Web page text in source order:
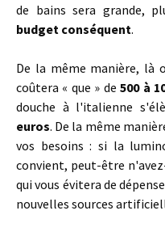
de bains sera grande,
budget conséquent.
De la même manière, là
coûtera « que » de500 à
douche à l'italienne
euros. De la même
vos besoins : si la
convient, peut-être
qui vous évitera de
nouvelles sources